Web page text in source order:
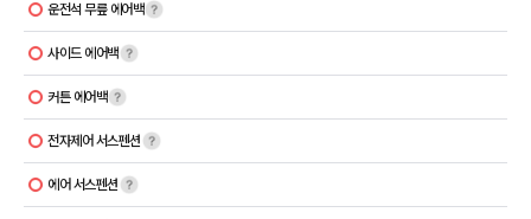
운전석 무릎 에어백
사이드 에어백
커튼 에어백
전자제어 서스펜션
에어 서스펜션